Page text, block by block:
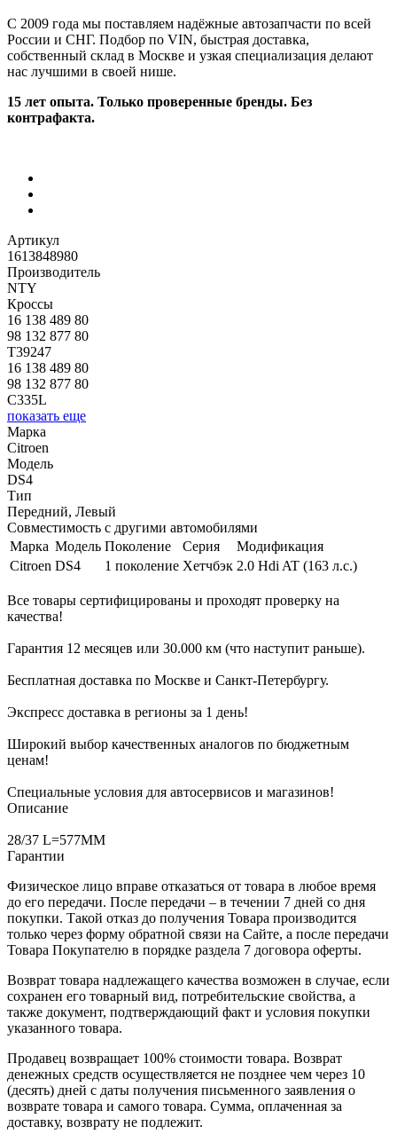
С 2009 года мы поставляем надёжные автозапчасти по всей
России и СНГ. Подбор по VIN, быстрая доставка,
собственный склад в Москве и узкая специализация делают
нас лучшими в своей нише.
15 лет опыта. Только проверенные бренды. Без
контрафакта.
Артикул
1613848980
Производитель
NTY
Кроссы
16 138 489 80
98 132 877 80
T39247
16 138 489 80
98 132 877 80
C335L
показать еще
Марка
Citroen
Модель
DS4
Тип
Передний, Левый
Совместимость с другими автомобилями
Марка Модель Поколение Серия
Модификация
Citroen DS4 1 поколение Хетчбэк 2.0 Hdi AT (163 л.с.)
Все товары сертифицированы и проходят проверку на
качества!
Гарантия 12 месяцев или 30.000 км (что наступит раньше).
Бесплатная доставка по Москве и Санкт-Петербургу.
Экспресс доставка в регионы за 1 день!
Широкий выбор качественных аналогов по бюджетным
ценам!
Специальные условия для автосервисов и магазинов!
Описание
28/37 L=577MM
Гарантии
Физическое лицо вправе отказаться от товара в любое время
до его передачи. После передачи – в течении 7 дней со дня
покупки. Такой отказ до получения Товара производится
только через форму обратной связи на Сайте, а после передачи
Товара Покупателю в порядке раздела 7 договора оферты.
Возврат товара надлежащего качества возможен в случае, если
сохранен его товарный вид, потребительские свойства, а
также документ, подтверждающий факт и условия покупки
указанного товара.
Продавец возвращает 100% стоимости товара. Возврат
денежных средств осуществляется не позднее чем через 10
(десять) дней с даты получения письменного заявления о
возврате товара и самого товара. Сумма, оплаченная за
доставку, возврату не подлежит.